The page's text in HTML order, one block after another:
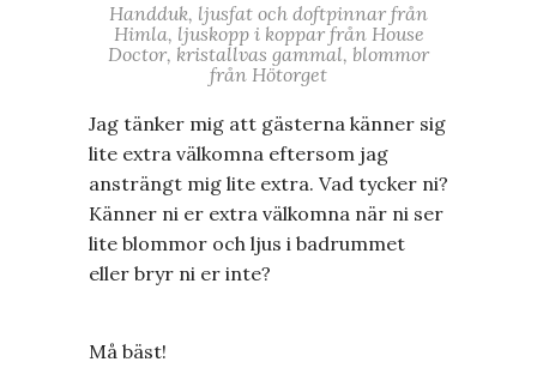
Handduk, ljusfat och doftpinnar från
Himla, ljuskopp i koppar från House
Doctor, kristallvas gammal, blommor
från Hötorget
Jag tänker mig att gästerna känner sig
lite extra välkomna eftersom jag
ansträngt mig lite extra. Vad tycker ni?
Känner ni er extra välkomna när ni ser
lite blommor och ljus i badrummet
eller bryr ni er inte?
Må bäst!